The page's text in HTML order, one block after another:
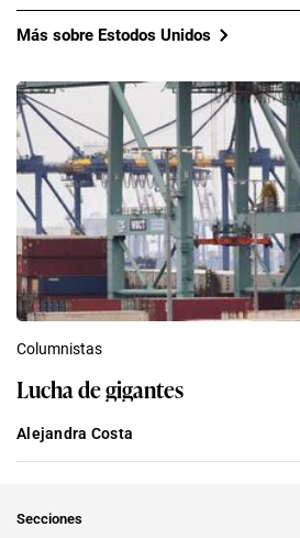
Más sobre Estodos Unidos
Columnistas
Lucha de gigantes
Alejandra Costa
Secciones